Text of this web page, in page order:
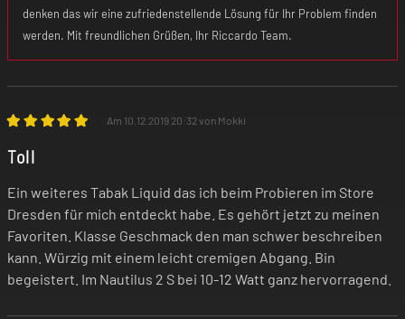
denken das wir eine zufriedenstellende Lösung für Ihr Problem finden
werden. Mit freundlichen Grüßen, Ihr Riccardo Team.
Am 10.12.2019 20:32 von Mokki
Toll
Ein weiteres Tabak Liquid das ich beim Probieren im Store
Dresden für mich entdeckt habe. Es gehört jetzt zu meinen
Favoriten. Klasse Geschmack den man schwer beschreiben
kann. Würzig mit einem leicht cremigen Abgang. Bin
begeistert. Im Nautilus 2 S bei 10-12 Watt ganz hervorragend.